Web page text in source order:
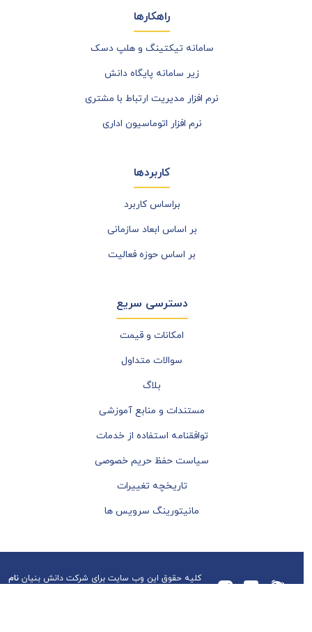
راهکارها
سامانه تیکتینگ و هلپ دسک
زیر سامانه پایگاه دانش
نرم افزار مدیریت ارتباط با مشتری
نرم افزار اتوماسیون اداری
کاربردها
براساس کاربرد
بر اساس ابعاد سازمانی
بر اساس حوزه فعالیت
دسترسی سریع
امکانات و قیمت
سوالات متداول
بلاگ
مستندات و منابع آموزشی
توافقنامه استفاده از خدمات
سیاست حفظ حریم خصوصی
تاریخچه تغییرات
مانیتورینگ سرویس ها
کلیه حقوق این وب سایت برای شرکت دانش بنیان نام